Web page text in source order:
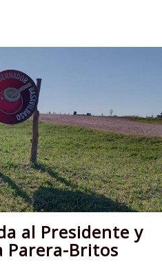
al Presidente y
Parera-Britos